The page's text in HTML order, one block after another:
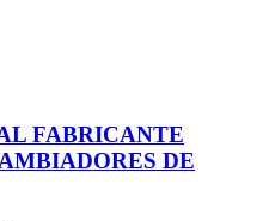
FABRICANTE
DE